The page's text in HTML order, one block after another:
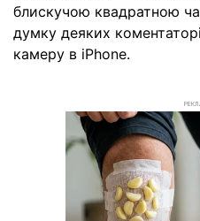
блискучою квадратною
думку деяких
камеру в iPhone.